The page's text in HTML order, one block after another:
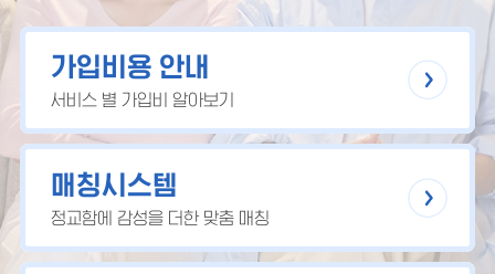
가입비용 안내
서비스 별 가입비 알아보기
매칭시스템
정교함에 감성을 더한 맞춤 매칭